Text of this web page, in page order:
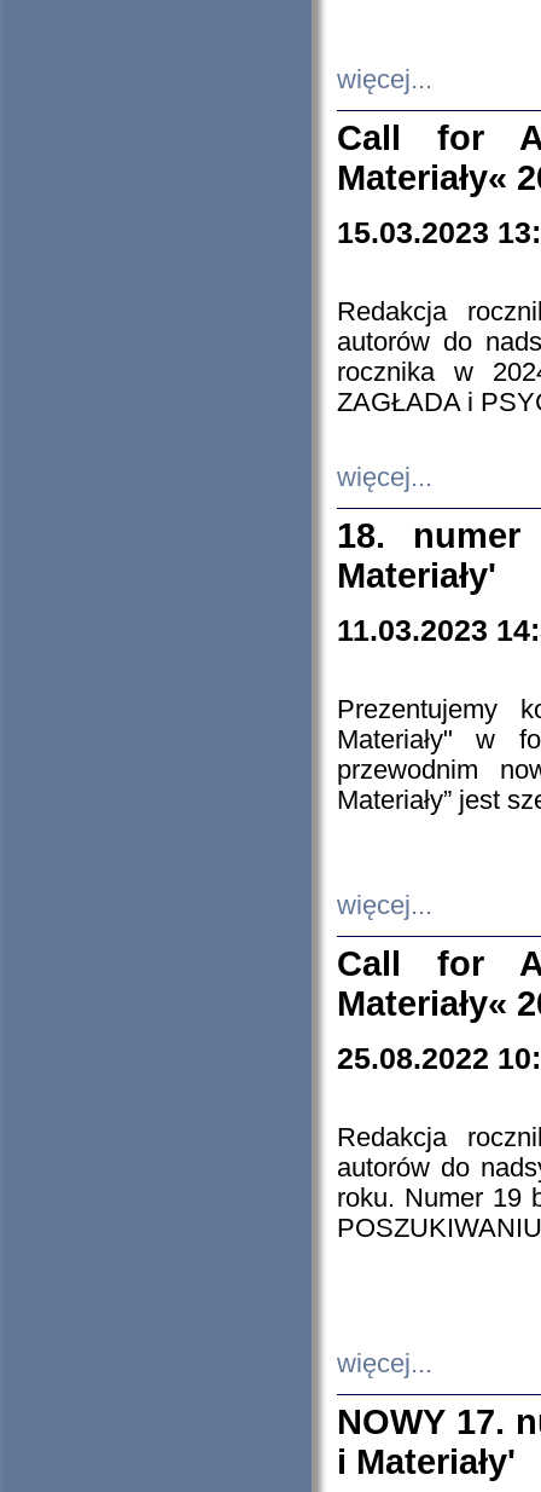
więcej...
Call for
Materiały«
15.03.2023
Redakcja
autorów do
rocznika w
ZAGŁADA i
więcej...
18. numer
Materiały'
11.03.2023
Prezentujemy
Materiały" w
przewodnim
Materiały” jest
więcej...
Call for
Materiały«
25.08.2022
Redakcja
autorów do
roku. Numer 19
więcej...
NOWY 17.
i Materiały'